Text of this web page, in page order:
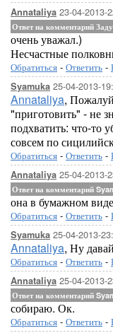
Annataliya 23-04-2013-
Ответ на комментарий
очень уважал.)
Несчастные
Обратиться - Ответить -
Syamuka 25-04-2013-
Annataliya,
"приготовить" - не
подхватить: что-то
совсем по
Обратиться - Ответить -
Annataliya 25-04-2013-
Ответ на комментарий
она в бумажном
Обратиться - Ответить -
Syamuka 25-04-2013-
Annataliya, Ну
Обратиться - Ответить -
Annataliya 25-04-2013-
Ответ на комментарий
собираю. Ок.
Обратиться - Ответить -